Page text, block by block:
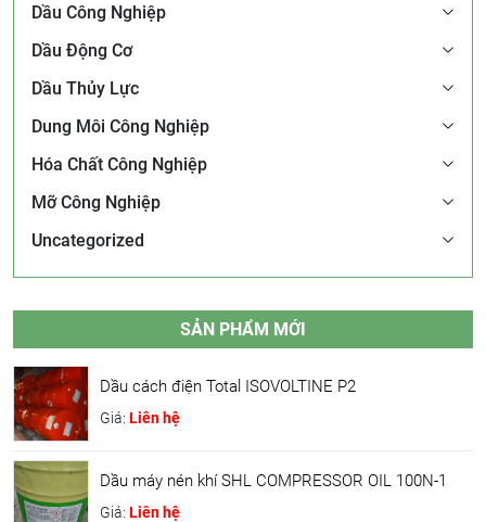
Dầu Công Nghiệp
Dầu Động Cơ
Dầu Thủy Lực
Dung Môi Công Nghiệp
Hóa Chất Công Nghiệp
Mỡ Công Nghiệp
Uncategorized
SẢN PHẨM MỚI
Dầu cách điện Total ISOVOLTINE P2
Giá: Liên hệ
Dầu máy nén khí SHL COMPRESSOR OIL 100N-1
Giá: Liên hệ